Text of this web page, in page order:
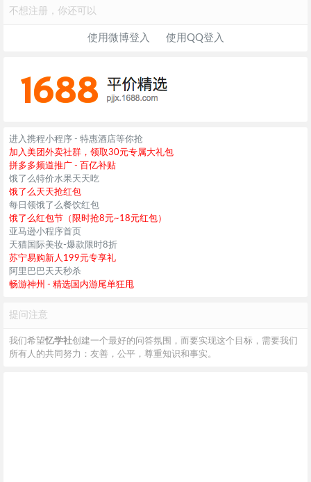
不想注册，你还可以
使用微博登入 使用QQ登入
进入携程小程序 - 特惠酒店等你抢
加入美团外卖社群，领取30元专属大礼包
拼多多频道推广 - 百亿补贴
饿了么特价水果天天吃
饿了么天天抢红包
每日领饿了么餐饮红包
饿了么红包节（限时抢8元~18元红包）
亚马逊小程序首页
天猫国际美妆-爆款限时8折
苏宁易购新人199元专享礼
阿里巴巴天天秒杀
畅游神州 - 精选国内游尾单狂甩
提问注意
我们希望忆学社创建一个最好的问答氛围，而要实现这个目标，需要我们
所有人的共同努力：友善，公平，尊重知识和事实。